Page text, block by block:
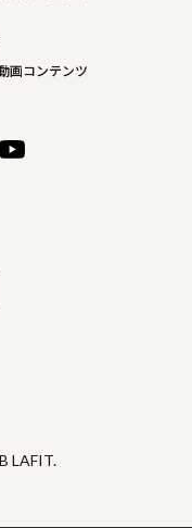
画コンテンツ
LAFIT.